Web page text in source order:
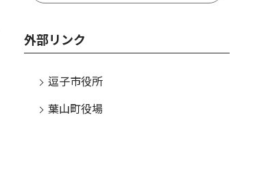
外部リンク
逗子市役所
葉山町役場